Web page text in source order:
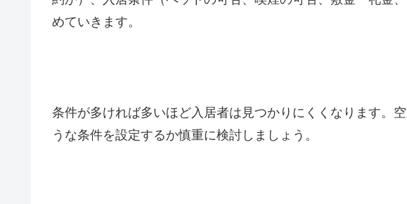
めていきます。
条件が多ければ多いほど入居者は見つかりにくくなります。
うな条件を設定するか慎重に検討しましょう。